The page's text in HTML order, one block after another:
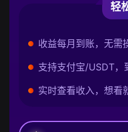
轻
收益每月到账，无需
支持支付宝/USDT，
实时查看收入，想看